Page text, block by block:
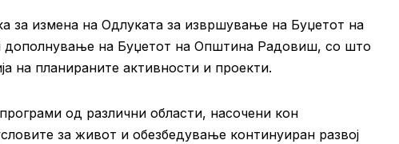
за измена на Одлуката за извршување на Буџетот на
на Буџетот на Општина Радовиш, со што
на планираните активности и проекти.
од различни области, насочени кон
за живот и обезбедување континуиран развој